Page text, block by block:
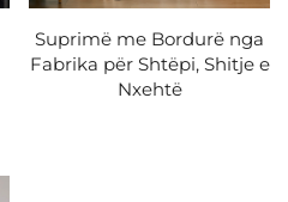
Suprimë me Bordurë nga
Fabrika për Shtëpi, Shitje e
Nxehtë